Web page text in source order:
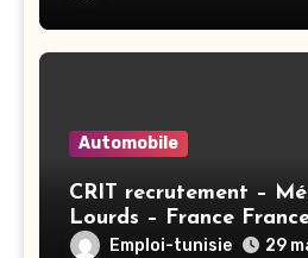
Automobile
CRIT recrutement –
Lourds – France
Emploi-tunisie 29